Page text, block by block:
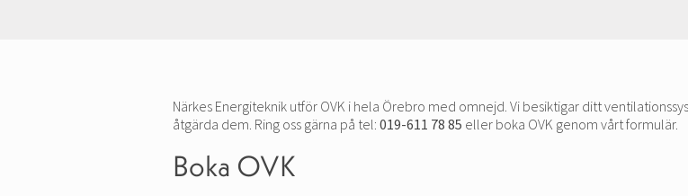
Närkes Energiteknik utför OVK i hela Örebro med omnejd. Vi besiktigar ditt
åtgärda dem. Ring oss gärna på tel: 019-611 78 85 eller boka OVK genom vårt formulär.
Boka OVK